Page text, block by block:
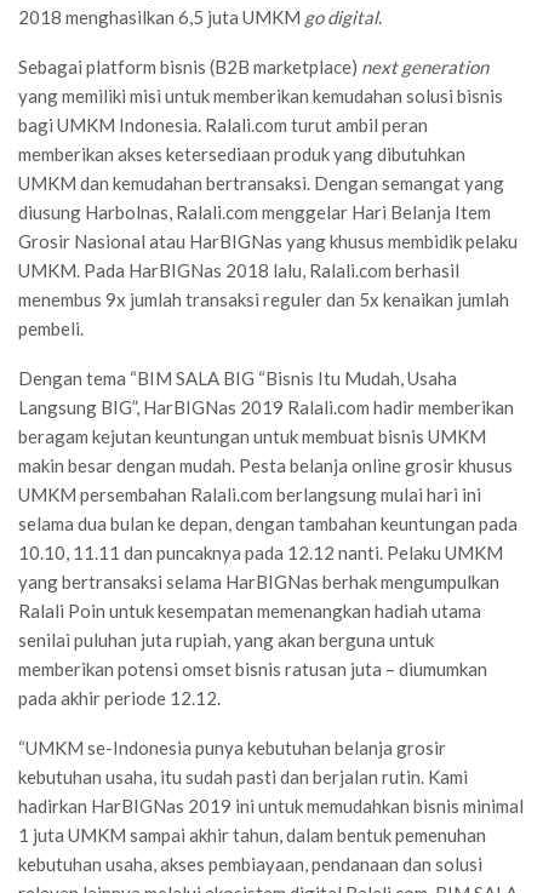
2018 menghasilkan 6,5 juta UMKM go digital.
Sebagai platform bisnis (B2B marketplace) next generation
yang memiliki misi untuk memberikan kemudahan solusi bisnis
bagi UMKM Indonesia. Ralali.com turut ambil peran
memberikan akses ketersediaan produk yang dibutuhkan
UMKM dan kemudahan bertransaksi. Dengan semangat yang
diusung Harbolnas, Ralali.com menggelar Hari Belanja Item
Grosir Nasional atau HarBIGNas yang khusus membidik pelaku
UMKM. Pada HarBIGNas 2018 lalu, Ralali.com berhasil
menembus 9x jumlah transaksi reguler dan 5x kenaikan jumlah
pembeli.
Dengan tema “BIM SALA BIG “Bisnis Itu Mudah, Usaha
Langsung BIG”, HarBIGNas 2019 Ralali.com hadir memberikan
beragam kejutan keuntungan untuk membuat bisnis UMKM
makin besar dengan mudah. Pesta belanja online grosir khusus
UMKM persembahan Ralali.com berlangsung mulai hari ini
selama dua bulan ke depan, dengan tambahan keuntungan pada
10.10, 11.11 dan puncaknya pada 12.12 nanti. Pelaku UMKM
yang bertransaksi selama HarBIGNas berhak mengumpulkan
Ralali Poin untuk kesempatan memenangkan hadiah utama
senilai puluhan juta rupiah, yang akan berguna untuk
memberikan potensi omset bisnis ratusan juta – diumumkan
pada akhir periode 12.12.
“UMKM se-Indonesia punya kebutuhan belanja grosir
kebutuhan usaha, itu sudah pasti dan berjalan rutin. Kami
hadirkan HarBIGNas 2019 ini untuk memudahkan bisnis minimal
1 juta UMKM sampai akhir tahun, dalam bentuk pemenuhan
kebutuhan usaha, akses pembiayaan, pendanaan dan solusi